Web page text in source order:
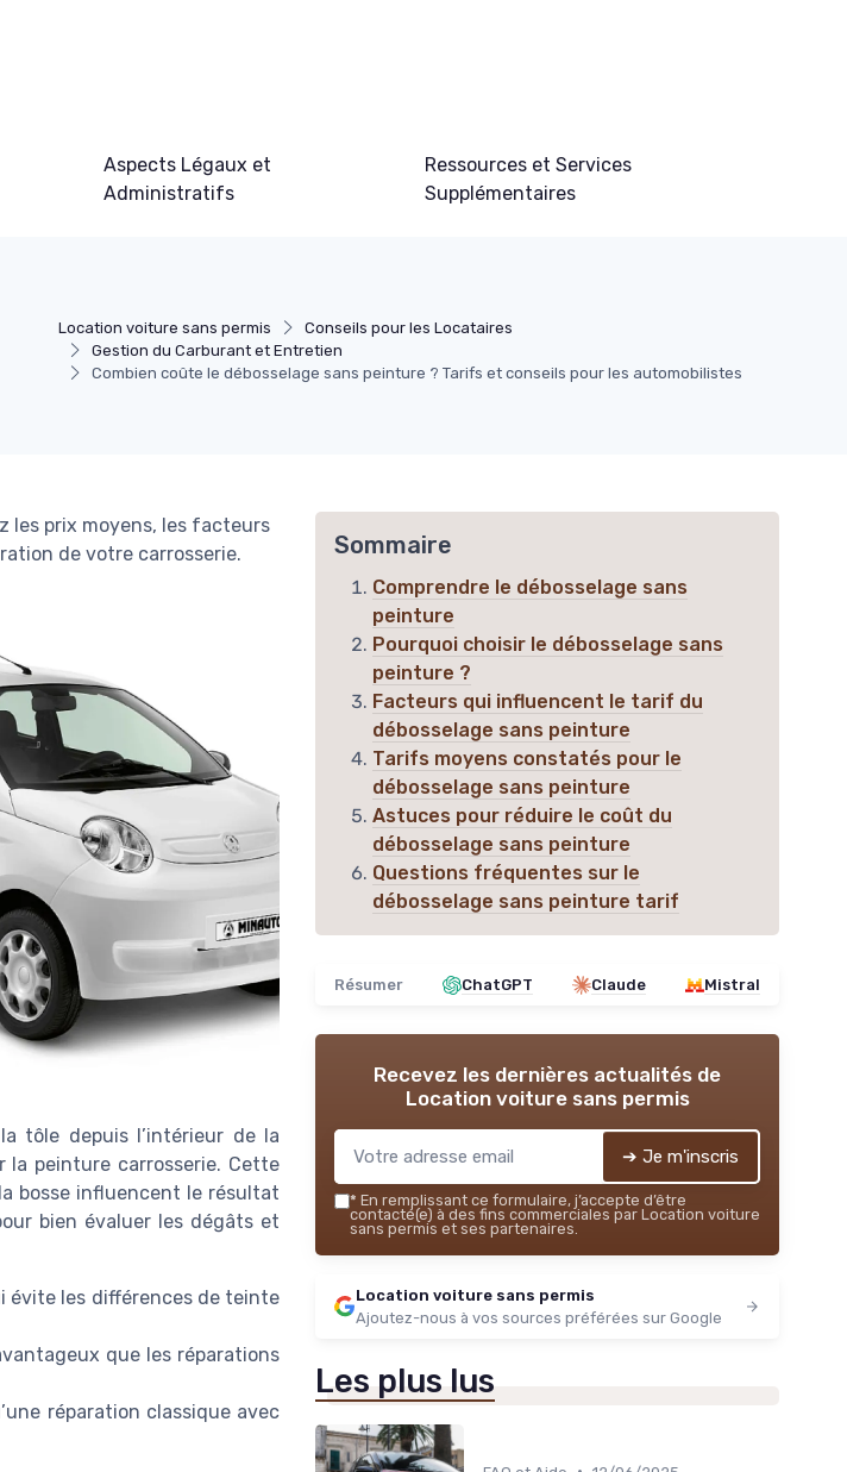
Aspects Légaux et
Administratifs
Ressources et Services
Supplémentaires
Location voiture sans permis
Conseils pour les Locataires
Gestion du Carburant et Entretien
Combien coûte le débosselage sans peinture ? Tarifs et conseils pour les automobilistes
les prix moyens, les facteurs
de votre carrosserie.
tôle depuis l’intérieur de la
la peinture carrosserie. Cette
bosse influencent le résultat
bien évaluer les dégâts et
évite les différences de teinte
que les réparations
réparation classique avec
Sommaire
Comprendre le débosselage sans
peinture
Pourquoi choisir le débosselage sans
peinture ?
Facteurs qui influencent le tarif du
débosselage sans peinture
Tarifs moyens constatés pour le
débosselage sans peinture
Astuces pour réduire le coût du
débosselage sans peinture
Questions fréquentes sur le
débosselage sans peinture tarif
Résumer ChatGPT Claude Mistral
Recevez les dernières actualités de
Location voiture sans permis
➔ Je m'inscris
* En remplissant ce formulaire, j’accepte d’être
contacté(e) à des fins commerciales par Location voiture
sans permis et ses partenaires.
Location voiture sans permis
Ajoutez-nous à vos sources préférées sur Google
Les plus lus